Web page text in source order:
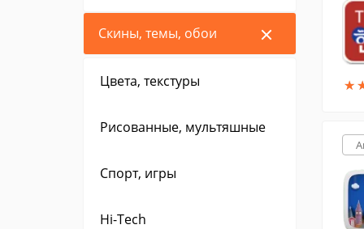
Скины, темы, обои
Цвета, текстуры
Рисованные, мультяшные
Спорт, игры
Hi-Tech
★
★